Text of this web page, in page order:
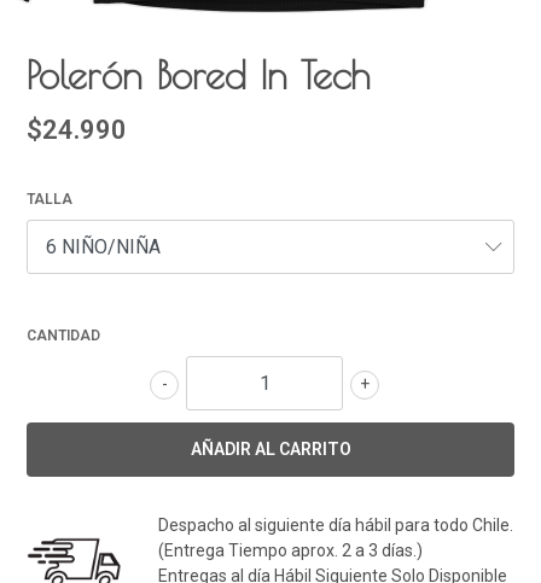
Polerón Bored In Tech
$24.990
TALLA
CANTIDAD
+
-
Despacho al siguiente día hábil para todo Chile.
(Entrega Tiempo aprox. 2 a 3 días.)
Entregas al día Hábil Siguiente Solo Disponible